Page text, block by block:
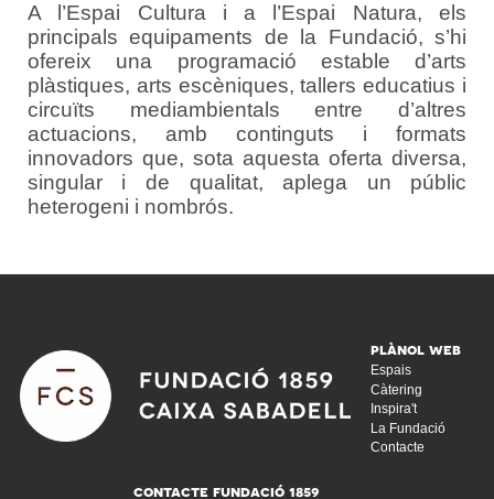
A l’Espai Cultura i a l’Espai Natura, els
principals equipaments de la Fundació, s’hi
ofereix una programació estable d’arts
plàstiques, arts escèniques, tallers educatius i
circuïts mediambientals entre d’altres
actuacions, amb continguts i formats
innovadors que, sota aquesta oferta diversa,
singular i de qualitat, aplega un públic
heterogeni i nombrós.
Espais
Càtering
Inspira't
La Fundació
Contacte